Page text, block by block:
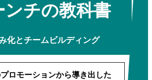
ンチの教科書
化とチームビルディング
ロモーションから導き出した